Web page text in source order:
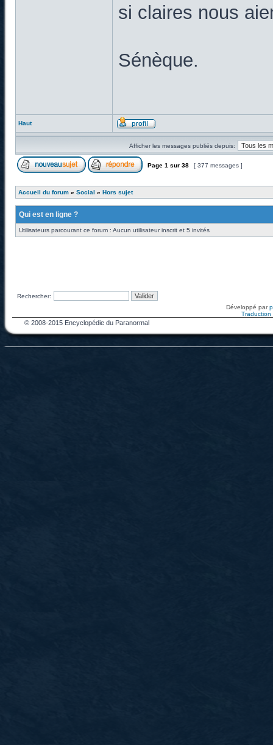
si claires nous
Sénèque.
Haut
Afficher les messages publiés depuis:
Page 1 sur 38 [ 377 messages ]
Accueil du forum » Social » Hors sujet
Qui est en ligne ?
Utilisateurs parcourant ce forum : Aucun utilisateur inscrit et 5 invités
Rechercher:
Développé par
Traduction
© 2008-2015 Encyclopédie du Paranormal